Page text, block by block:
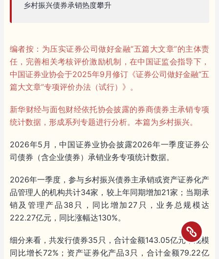
乡村振兴债券承销热度攀升
编者按：为压实证券公司做好金融“五篇大文章”的主体责
任，完善相关考核评价激励机制，在中国证监会指导下，
中国证券业协会于2025年9月修订《证券公司做好金融“五
篇大文章”专项评价办法（试行）》。
新华财经与面包财经依托协会披露的券商债券主承销专项
统计数据，形成系列专题进行分析。本篇为乡村振兴。
2026年5月，中国证券业协会披露2026年一季度证券公
司债券（含企业债券）承销业务专项统计数据。
2026年一季度，参与乡村振兴债券主承销或资产证券化产
品管理人的机构共计34家，较上年同期增加21家；当期承
销及管理产品38只，同比增加27只，业务总规模达
222.27亿元，同比涨幅达130%。
细分来看，共发行债券35只，合计金额143.05亿元，规模
同比增长72%；资产证券化产品3只，合计金额79.22亿